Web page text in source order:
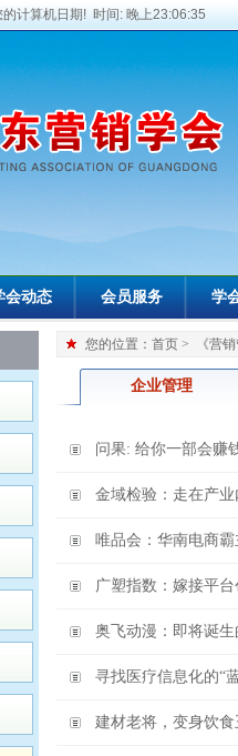
计算机日期! 时间: 晚上23:06:35
会动态 会员服务 学
您的位置： 首页> 《营
企业管理
问果: 给你一部会赚
金域检验：走在产
唯品会：华南电商
广塑指数：嫁接平
奥飞动漫：即将诞
寻找医疗信息化的“
建材老将，变身饮